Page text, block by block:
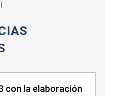
con la elaboración